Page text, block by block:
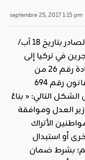
septembre 25, 2017 1:15 pm
يتضمن القرار بحكم القانون الجديد الصادر بتاريخ 18 آب/
في تركيا إلى
بلادهم. والفقرة التي أضيفت إلى المادة رقم 26 من
القانون رقم 2937 في القرار بحكم القانون رقم 694
التالي: « بناءً
العدل وموافقة
الأتراك
أو استبدال
بشرط ضمان